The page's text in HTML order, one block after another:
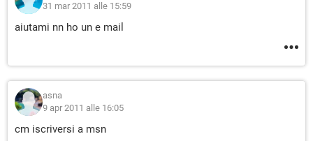
31 mar 2011 alle 15:59
aiutami nn ho un e mail
asna
9 apr 2011 alle 16:05
cm iscriversi a msn